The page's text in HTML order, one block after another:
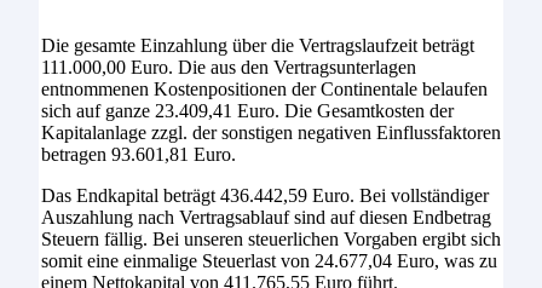
Die gesamte Einzahlung über die Vertragslaufzeit beträgt
111.000,00 Euro. Die aus den Vertragsunterlagen
entnommenen Kostenpositionen der Continentale belaufen
sich auf ganze 23.409,41 Euro. Die Gesamtkosten der
Kapitalanlage zzgl. der sonstigen negativen Einflussfaktoren
betragen 93.601,81 Euro.
Das Endkapital beträgt 436.442,59 Euro. Bei vollständiger
Auszahlung nach Vertragsablauf sind auf diesen Endbetrag
Steuern fällig. Bei unseren steuerlichen Vorgaben ergibt sich
somit eine einmalige Steuerlast von 24.677,04 Euro, was zu
einem Nettokapital von 411.765,55 Euro führt.